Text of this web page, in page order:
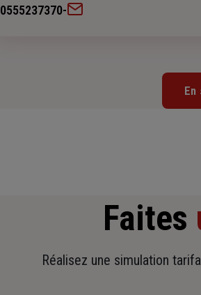
0555237370-
En
Faites
Réalisez une simulation